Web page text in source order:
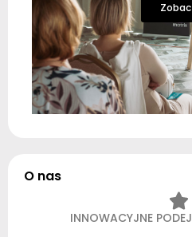
O nas
INNOWACYJNE